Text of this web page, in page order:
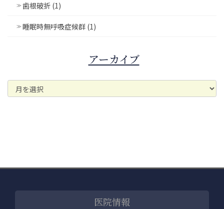
歯根破折 (1)
睡眠時無呼吸症候群 (1)
アーカイブ
ー
医院情報